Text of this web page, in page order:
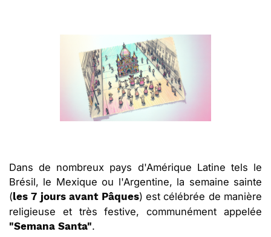
Dans de nombreux pays d'Amérique Latine tels le
Brésil, le Mexique ou l'Argentine, la semaine sainte
(les 7 jours avant Pâques) est célébrée de manière
religieuse et très festive, communément appelée
"Semana Santa".